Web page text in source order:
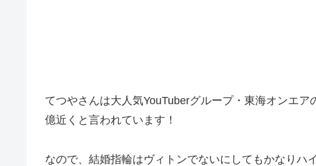
てつやさんは大人気YouTuberグループ・東海オンエ
億近くと言われています！
なので、結婚指輪はヴィトンでないにしてもかなりハ